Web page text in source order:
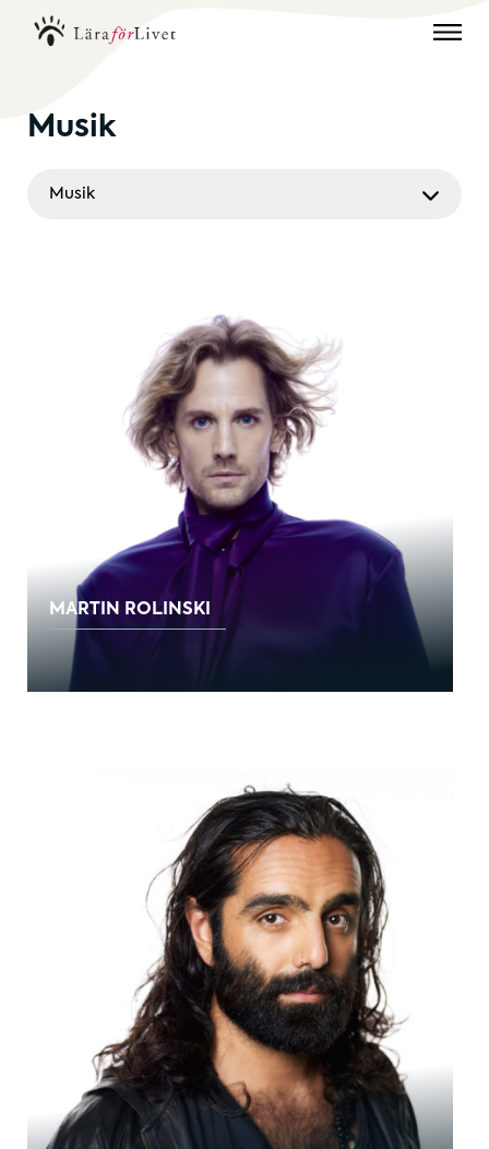
Musik
Musik
MARTIN ROLINSKI